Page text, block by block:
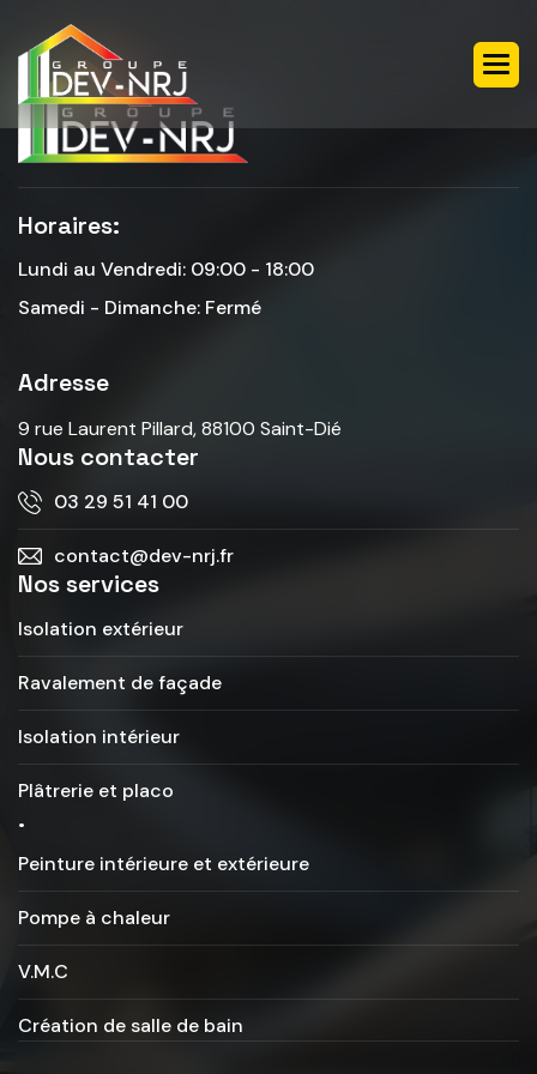
Horaires:
Lundi au Vendredi: 09:00 - 18:00
Samedi - Dimanche: Fermé
Adresse
9 rue Laurent Pillard, 88100 Saint-Dié
Nous contacter
03 29 51 41 00
contact@dev-nrj.fr
Nos services
Isolation extérieur
Ravalement de façade
Isolation intérieur
Plâtrerie et placo
.
Peinture intérieure et extérieure
Pompe à chaleur
V.M.C
Création de salle de bain